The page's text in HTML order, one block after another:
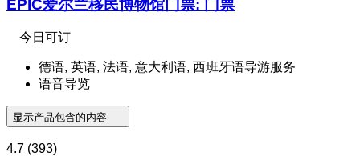
EPIC爱尔兰移民博物馆门票: 门票
今日可订
德语, 英语, 法语, 意大利语, 西班牙语导游服务
语音导览
显示产品包含的内容
4.7 (393)